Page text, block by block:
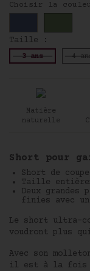
Choisir la
Taille :
3 ans 4
Matière
naturelle
Short pour
Short de
Taille
Deux grandes
finies avec
Le short ultra-
voudront plus
Avec son
il est à la fois